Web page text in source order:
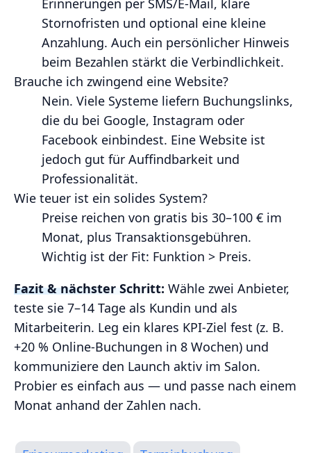
Erinnerungen per SMS/E‑Mail, klare
Stornofristen und optional eine kleine
Anzahlung. Auch ein persönlicher Hinweis
beim Bezahlen stärkt die Verbindlichkeit.
Brauche ich zwingend eine Website?
Nein. Viele Systeme liefern Buchungslinks,
die du bei Google, Instagram oder
Facebook einbindest. Eine Website ist
jedoch gut für Auffindbarkeit und
Professionalität.
Wie teuer ist ein solides System?
Preise reichen von gratis bis 30–100 € im
Monat, plus Transaktionsgebühren.
Wichtig ist der Fit: Funktion > Preis.
Fazit & nächster Schritt: Wähle zwei Anbieter,
teste sie 7–14 Tage als Kundin und als
Mitarbeiterin. Leg ein klares KPI‑Ziel fest (z. B.
+20 % Online‑Buchungen in 8 Wochen) und
kommuniziere den Launch aktiv im Salon.
Probier es einfach aus — und passe nach einem
Monat anhand der Zahlen nach.